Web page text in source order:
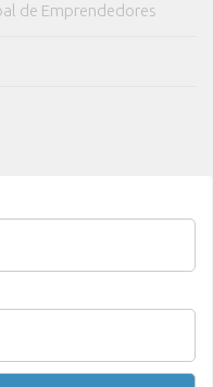
de Emprendedores